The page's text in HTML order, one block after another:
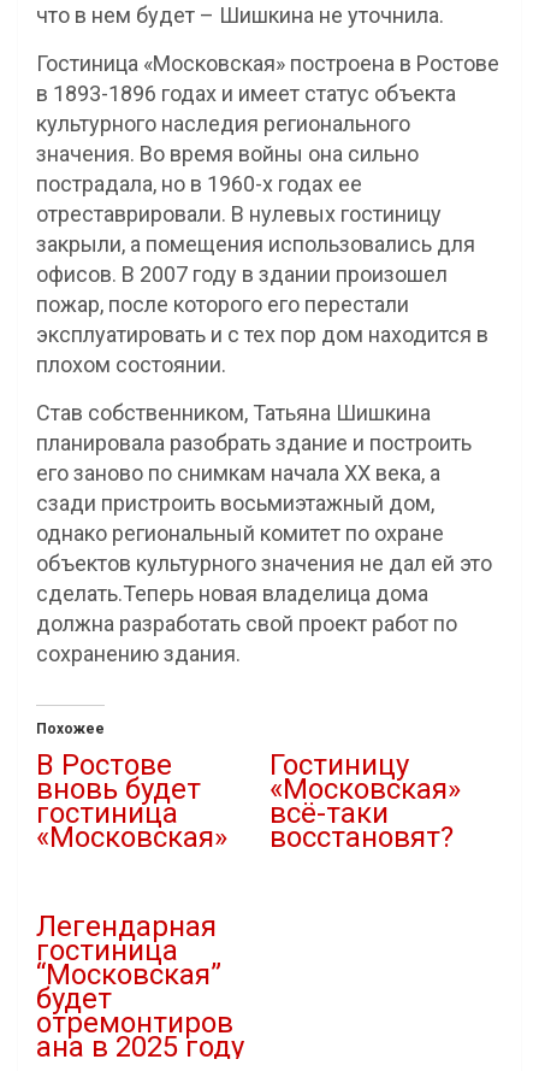
что в нем будет – Шишкина не уточнила.
Гостиница «Московская» построена в Ростове
в 1893-1896 годах и имеет статус объекта
культурного наследия регионального
значения. Во время войны она сильно
пострадала, но в 1960-х годах ее
отреставрировали. В нулевых гостиницу
закрыли, а помещения использовались для
офисов. В 2007 году в здании произошел
пожар, после которого его перестали
эксплуатировать и с тех пор дом находится в
плохом состоянии.
Став собственником, Татьяна Шишкина
планировала разобрать здание и построить
его заново по снимкам начала XX века, а
сзади пристроить восьмиэтажный дом,
однако региональный комитет по охране
объектов культурного значения не дал ей это
сделать.Теперь новая владелица дома
должна разработать свой проект работ по
сохранению здания.
Похожее
В Ростове
вновь будет
гостиница
«Московская»
Гостиницу
«Московская»
всё-таки
восстановят?
Легендарная
гостиница
“Московская”
будет
отремонтиров
ана в 2025 году